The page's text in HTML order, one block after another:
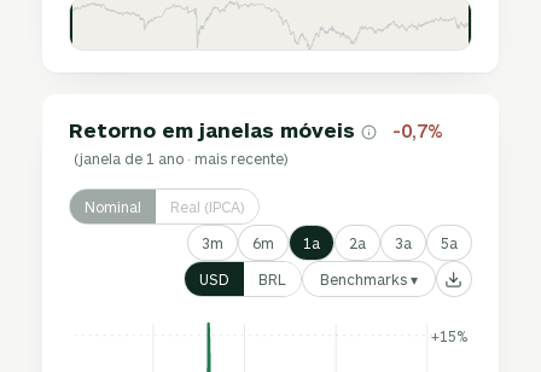
Retorno em janelas móveis -0,7%
(janela de 1 ano · mais recente)
Nominal Real (IPCA)
3m 6m 1a 2a 3a 5a
USD BRL Benchmarks ▾
+15%